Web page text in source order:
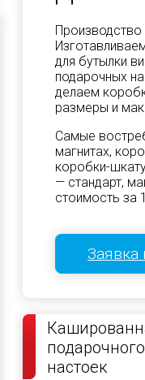
Производство
для бутылки
подарочных
делаем
размеры и
Самые
магнитах,
коробки-
— стандарт,
стоимость за
Заявка
настоек